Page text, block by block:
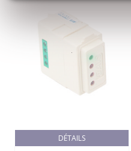
DÉTAILS